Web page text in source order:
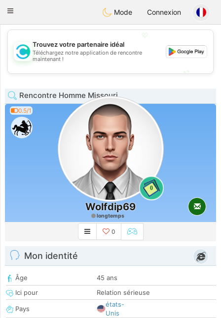
olombiaCitas
Toggle
Mode Connexion
💖
💕
Trouvez votre partenaire idéal
Téléchargez notre application de rencontre
maintenant !
Rencontre Homme Missouri
0.5/1
0
Wolfdip69
longtemps
0
Mon identité
Âge
45 ans
Ici pour
Relation sérieuse
Pays
états-
Unis